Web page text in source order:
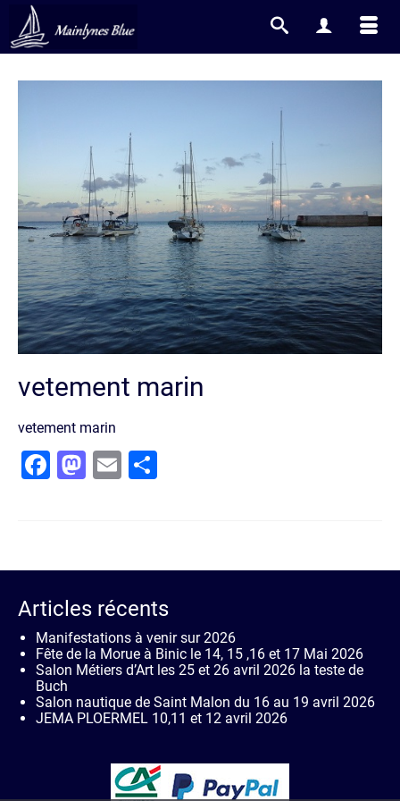
vetement marin
vetement marin
Facebook
Mastodon
Email
Articles récents
Manifestations à venir sur 2026
Fête de la Morue à Binic le 14, 15 ,16 et 17 Mai 2026
Salon Métiers d’Art les 25 et 26 avril 2026 la teste de
Buch
Salon nautique de Saint Malon du 16 au 19 avril 2026
JEMA PLOERMEL 10,11 et 12 avril 2026